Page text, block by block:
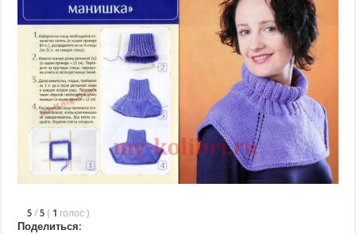
5 / 5 ( 1 голос)
Поделиться: